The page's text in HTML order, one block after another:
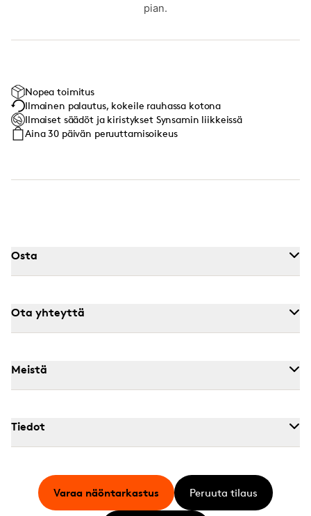
pian.
Nopea toimitus
Ilmainen palautus, kokeile rauhassa kotona
Ilmaiset säädöt ja kiristykset Synsamin liikkeissä
Aina 30 päivän peruuttamisoikeus
Osta
Ota yhteyttä
Meistä
Tiedot
Varaa näöntarkastus Peruuta tilaus